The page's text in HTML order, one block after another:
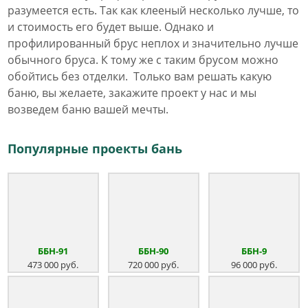
разумеется есть. Так как клееный несколько лучше, то
и стоимость его будет выше. Однако и
профилированный брус неплох и значительно лучше
обычного бруса. К тому же с таким брусом можно
обойтись без отделки. Только вам решать какую
баню, вы желаете, закажите проект у нас и мы
возведем баню вашей мечты.
Популярные проекты бань
ББН-91
473 000 руб.
ББН-90
720 000 руб.
ББН-9
96 000 руб.